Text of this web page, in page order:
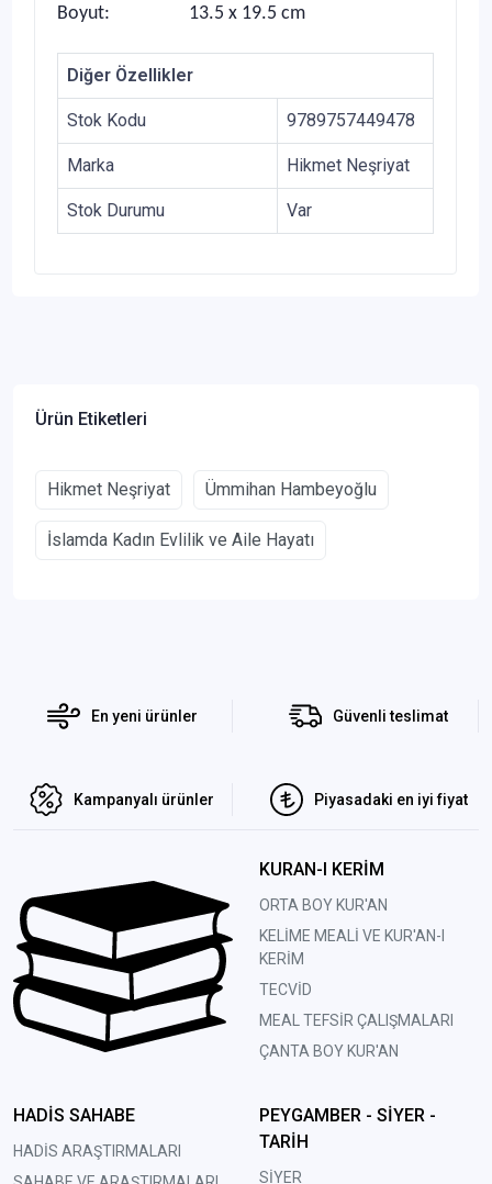
Boyut: 13.5 x 19.5 cm
Diğer Özellikler
Stok Kodu 9789757449478
Marka Hikmet Neşriyat
Stok Durumu Var
Ürün Etiketleri
Hikmet Neşriyat Ümmihan Hambeyoğlu
İslamda Kadın Evlilik ve Aile Hayatı
En yeni ürünler Güvenli teslimat
Kampanyalı ürünler Piyasadaki en iyi fiyat
KURAN-I KERİM
ORTA BOY KUR'AN
KELİME MEALİ VE KUR'AN-I
KERİM
TECVİD
MEAL TEFSİR ÇALIŞMALARI
ÇANTA BOY KUR'AN
HADİS SAHABE
HADİS ARAŞTIRMALARI
PEYGAMBER - SİYER -
TARİH
SİYER